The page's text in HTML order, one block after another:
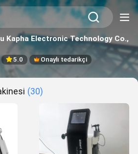
Kapha Electronic Technology Co.,
5.0 Onaylı tedarikçi
(30)